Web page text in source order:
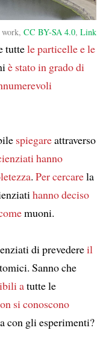
,CC BY-SA 4.0,Link
tuttele particelle e le
è stato in grado di
spiegareattraverso
hanno
. Per cercarela
hanno deciso
muoni.
di prevedereil
Sanno che
atutte le
si conoscono
con gli esperimenti?